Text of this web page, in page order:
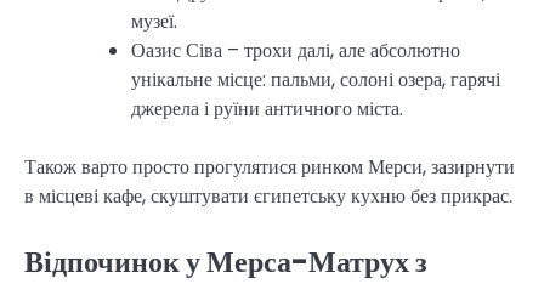
музеї.
Оазис Сіва – трохи далі, але абсолютно
унікальне місце: пальми, солоні озера, гарячі
джерела і руїни античного міста.
Також варто просто прогулятися ринком Мерси, зазирнути
в місцеві кафе, скуштувати єгипетську кухню без прикрас.
Відпочинок у Мерса-Матрух з